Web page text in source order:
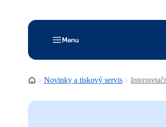
Menu
Domovská stránka
Novinky a tiskový servis